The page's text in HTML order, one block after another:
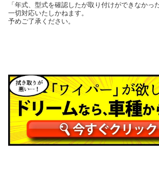
「年式、型式を確認したが取り付けができなかっ
一切対応いたしかねます。
予めご了承ください。